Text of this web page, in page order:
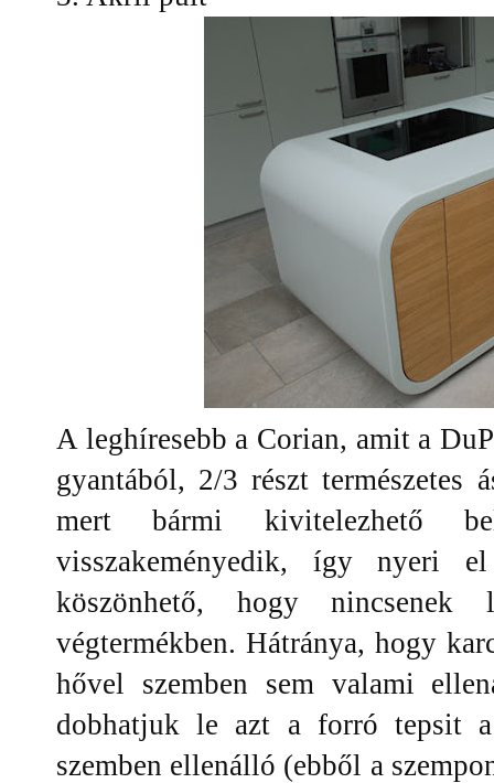
A leghíresebb a Corian, amit a
gyantából, 2/3 részt természetes
mert bármi kivitelezhető
visszakeményedik, így nyeri
köszönhető, hogy
végtermékben. Hátránya, hogy
hővel szemben sem valami
dobhatjuk le azt a forró tepsit
szemben ellenálló (ebből a